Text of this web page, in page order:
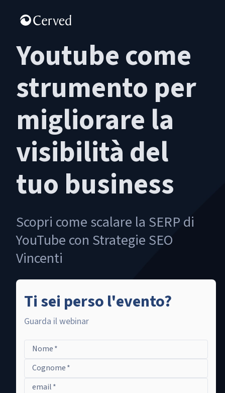
Youtube come
strumento per
migliorare la
visibilità del
tuo business
Scopri come scalare la SERP di
YouTube con Strategie SEO
Vincenti
Ti sei perso l'evento?
Guarda il webinar
Nome*
Cognome*
email*